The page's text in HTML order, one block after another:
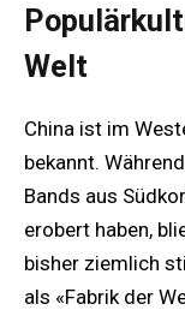
Welt
China ist im
bekannt.
Bands aus
erobert haben,
bisher ziemlich
als «Fabrik der